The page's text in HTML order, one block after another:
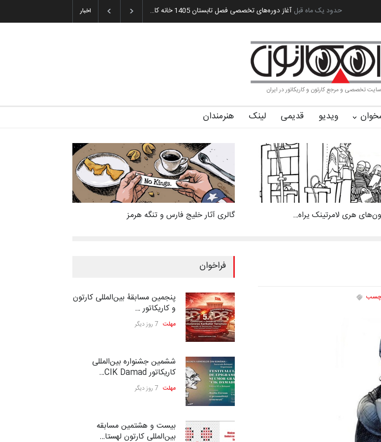
اخبار
آغاز دوره‌های تخصصی فصل تابستان 1405 خانه کا… گزارش تصویری آیین اختتامیه و اهدای جوایز سوم…حدود یک ماه قبل
تخصصی و مرجع کارتون و کاریکاتور در ایران
ویدیو قدیمی لینک هنرمندان
گالری آثار خلیج فارس و تنگه هرمز هری لامرتینک یراه…
فراخوان
پنجمین مسابقۀ بین‌المللی کارتون
و کاریکاتور …
مهلت 7 روز دیگر
ششمین جشنواره بین‌المللی
کاریکاتور CIK Damad…
مهلت 7 روز دیگر
بیست و هشتمین مسابقه
بین‌المللی کارتون لهستا…